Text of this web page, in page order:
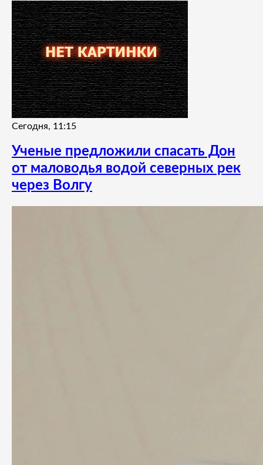
Сегодня, 11:15
Ученые предложили спасать Дон
от маловодья водой северных рек
через Волгу